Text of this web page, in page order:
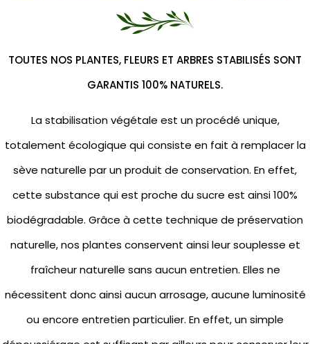
TOUTES NOS PLANTES, FLEURS ET ARBRES STABILISÉS SONT
GARANTIS 100% NATURELS.
La stabilisation végétale est un procédé unique,
totalement écologique qui consiste en fait à remplacer la
sève naturelle par un produit de conservation. En effet,
cette substance qui est proche du sucre est ainsi 100%
biodégradable. Grâce à cette technique de préservation
naturelle, nos plantes conservent ainsi leur souplesse et
fraîcheur naturelle sans aucun entretien. Elles ne
nécessitent donc ainsi aucun arrosage, aucune luminosité
ou encore entretien particulier. En effet, un simple